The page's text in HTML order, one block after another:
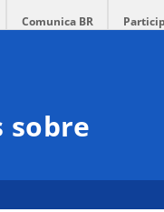
Comunica BR
sobre